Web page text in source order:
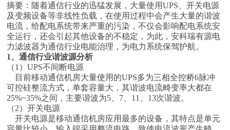
摘要：随着通信行业的迅猛发展，大量使用UPS、开关电源
及变频设备等非线性负载，在使用过程中会产生大量的谐波
电流，给配电系统带来严重的污染，不仅会影响配电系统安
全运行，还会引起其他设备的不稳定，为此，安科瑞有源电
力滤波器为通信行业电能治理，为电力系统保驾护航。
1、通信行业谐波源分析
（1）UPS不间断电源
目前移动通信机房大量使用的UPS多为三相全控桥6脉冲
可控硅整流方式，单套容量大，其谐波电流畸变率大都在
25%~35%之间，主要谐波为5、7、11、13次谐波。
（2）开关电源
开关电源是移动通信机房应用最多的设备，其特点是单元